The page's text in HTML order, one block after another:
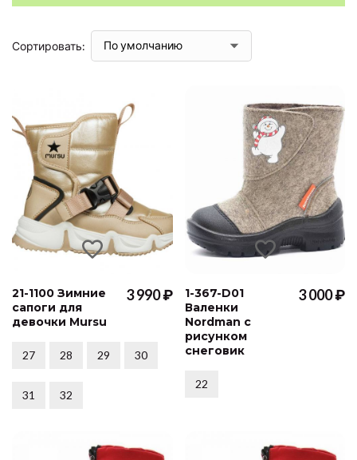
Сортировать:
21-1100 Зимние
сапоги для
девочки Mursu
3 990 ₽
27 28 29 30
31 32
1-367-D01
Валенки
Nordman с
рисунком
снеговик
3 000 ₽
22